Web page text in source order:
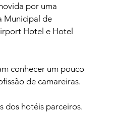
por uma
Municipal de
Hotel e Hotel
conhecer um pouco
de camareiras.
dos hotéis parceiros.